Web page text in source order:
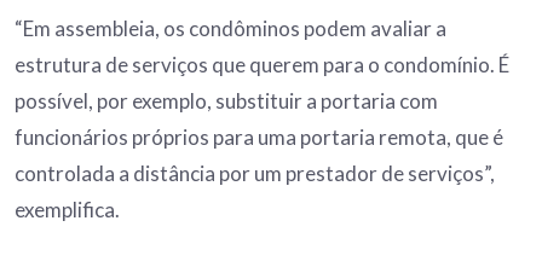
“Em assembleia, os condôminos podem avaliar a
estrutura de serviços que querem para o condomínio. É
possível, por exemplo, substituir a portaria com
funcionários próprios para uma portaria remota, que é
controlada a distância por um prestador de serviços”,
exemplifica.